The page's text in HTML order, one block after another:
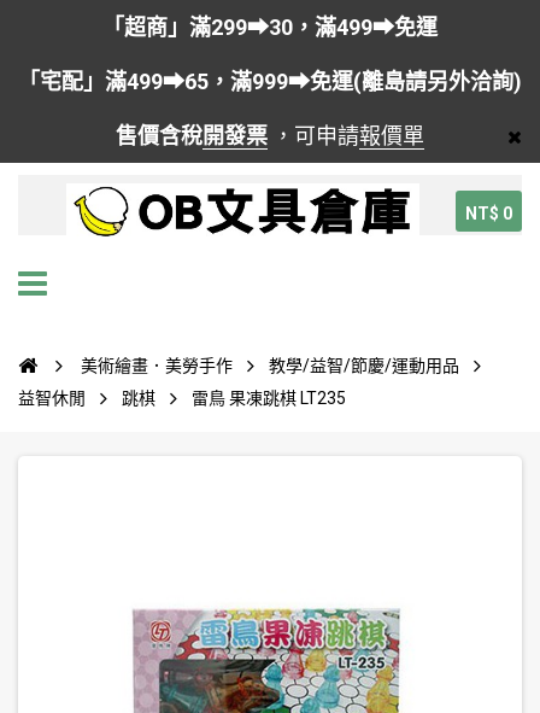
「超商」滿299➡30，滿499➡免運
「宅配」滿499➡65，滿999➡免運(離島請另外洽詢)
售價含稅開發票 ，可申請報價單
NT$ 0
美術繪畫．美勞手作
教學/益智/節慶/運動用品
益智休閒
跳棋 雷鳥 果凍跳棋 LT235